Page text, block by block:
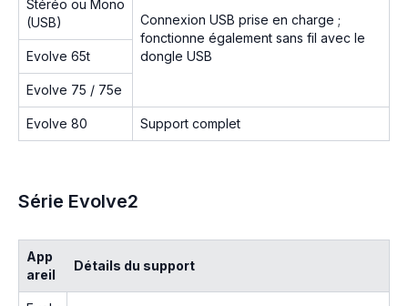
Stéréo ou Mono
(USB)
Connexion USB prise en charge ;
fonctionne également sans fil avec le
dongle USB
Evolve 65t
Evolve 75 / 75e
Evolve 80 Support complet
Série Evolve2
App
areil
Détails du support